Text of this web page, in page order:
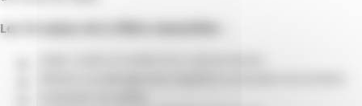
Les 10 enjeux de la filière Immobilier :